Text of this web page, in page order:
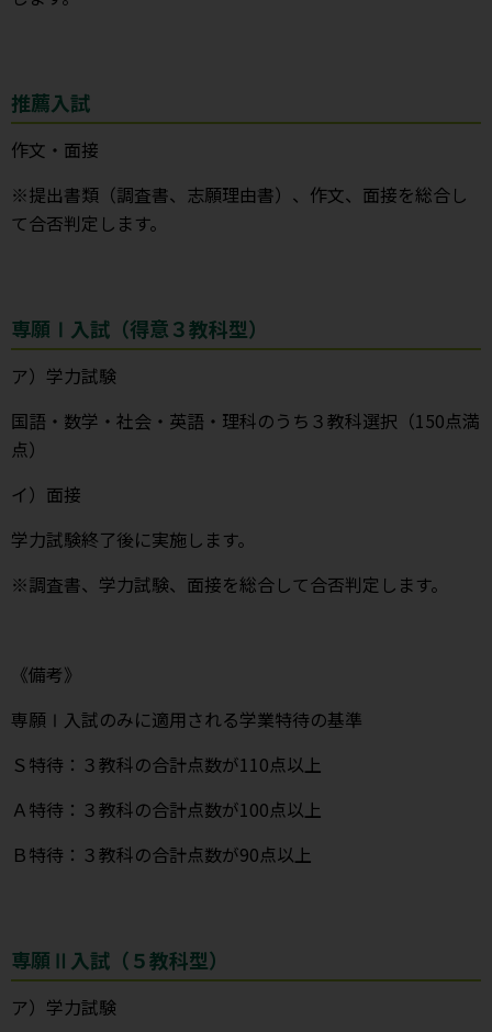
推薦入試
作文・面接
※提出書類（調査書、志願理由書）、作文、面接を総合し
て合否判定します。
専願Ⅰ入試（得意３教科型）
ア）学力試験
国語・数学・社会・英語・理科のうち３教科選択（150点満
点）
イ）面接
学力試験終了後に実施します。
※調査書、学力試験、面接を総合して合否判定します。
《備考》
専願Ⅰ入試のみに適用される学業特待の基準
Ｓ特待：３教科の合計点数が110点以上
Ａ特待：３教科の合計点数が100点以上
Ｂ特待：３教科の合計点数が90点以上
専願Ⅱ入試（５教科型）
ア）学力試験